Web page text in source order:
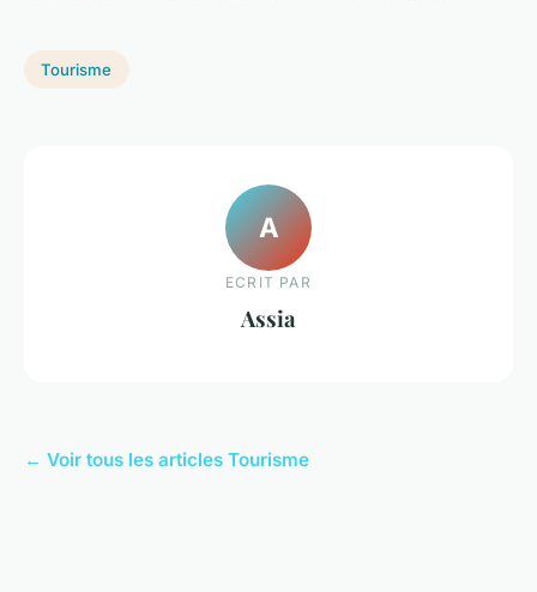
Tourisme
A
ECRIT PAR
Assia
← Voir tous les articles Tourisme